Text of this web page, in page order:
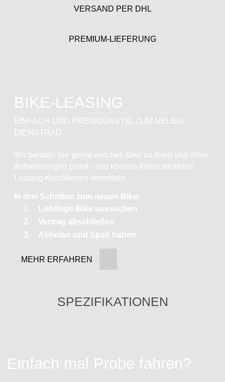
VERSAND PER DHL
PREMIUM-LIEFERUNG
BIKE-LEASING
EINFACH UND PREISGÜNSTIG ZUM NEUEN
DIENSTRAD
Wir beraten Sie gerne welches Bike zu Ihren und Ihren
Anforderungen passt - und können Ihnen attraktive
Leasing-Konditionen vermitteln.
In drei Schritten zum neuen Bike:
Lieblings-Bike aussuchen
Vertrag abschließen
Abholen und Spaß haben
MEHR ERFAHREN
SPEZIFIKATIONEN
Einfach mal Probe fahren?